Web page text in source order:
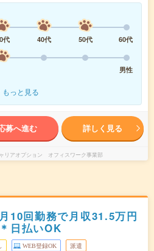
代 40代 50代
60代
男性
もっと見る
募へ進む 詳しく見る
リアオプション オフィスワーク事業部
10回勤務で月収31.5万円
日払いOK
WEB登録OK 派遣